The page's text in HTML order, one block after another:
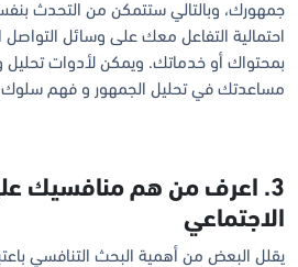
جمهورك، وبالتالي ستتمكن من التحدث
احتمالية التفاعل معك على وسائل التواصل
بمحتواك أو خدماتك. ويمكن لأدوات تحليل
مساعدتك في تحليل الجمهور و فهم سلوك
3. اعرف من هم منافسيك
الاجتماعي
يقلل البعض من أهمية البحث التنافسي